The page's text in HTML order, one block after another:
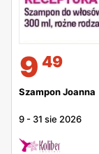
9 49
Szampon Joanna
9 - 31 sie 2026